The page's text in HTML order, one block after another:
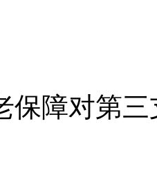
障对第三